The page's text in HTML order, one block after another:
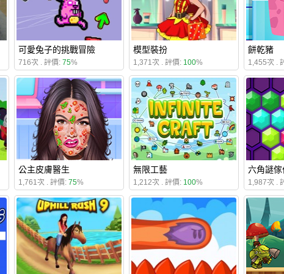
可愛兔子的挑戰冒險
716次 . 評價: 75%
模型裝扮
1,371次 . 評價: 100%
餅乾豬
1,455次 .
公主皮膚醫生
1,761次 . 評價: 75%
無限工藝
1,212次 . 評價: 100%
六角謎傢
1,987次 .